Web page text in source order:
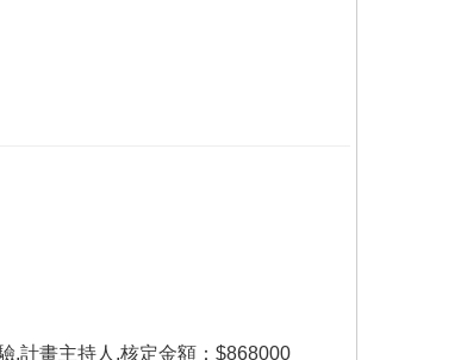
,計畫主持人,核定金額：$868000